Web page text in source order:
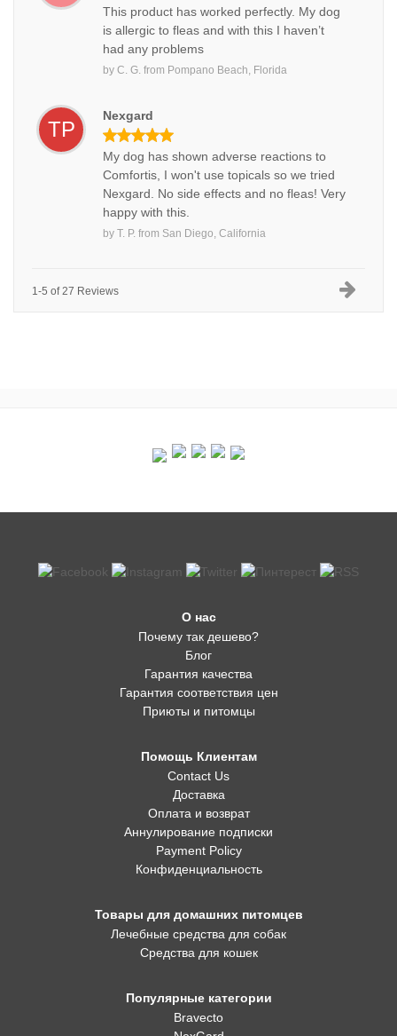
This product has worked perfectly. My dog
is allergic to fleas and with this I haven’t
had any problems
by C. G. from Pompano Beach, Florida
TP
Nexgard
My dog has shown adverse reactions to
Comfortis, I won't use topicals so we tried
Nexgard. No side effects and no fleas! Very
happy with this.
by T. P. from San Diego, California
1-5 of 27 Reviews
О нас
Почему так дешево?
Блог
Гарантия качества
Гарантия соответствия цен
Приюты и питомцы
Помощь Клиентам
Contact Us
Доставка
Оплата и возврат
Аннулирование подписки
Payment Policy
Конфиденциальность
Товары для домашних питомцев
Лечебные средства для собак
Средства для кошек
Популярные категории
Bravecto